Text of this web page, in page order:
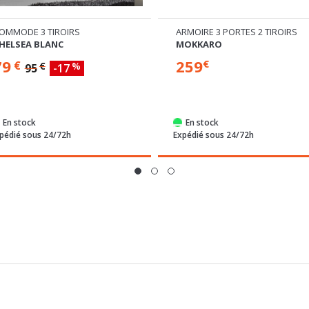
3 PORTES 2 TIROIRS
€
En stock
sous 24/72h
COMMODE 1 PORTE 3 TIROIRS
EDWAL
229€
Commandable
Expédié sous 4 semaines